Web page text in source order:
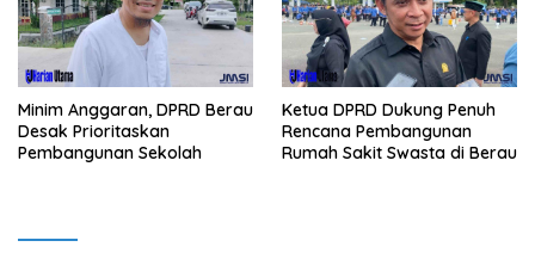
Minim Anggaran, DPRD Berau
Desak Prioritaskan
Pembangunan Sekolah
Ketua DPRD Dukung Penuh
Rencana Pembangunan
Rumah Sakit Swasta di Berau